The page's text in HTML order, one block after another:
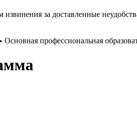
за доставленные
Основная профессиональная